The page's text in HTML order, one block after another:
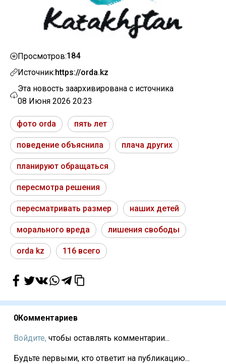
Просмотров:184
Источник:https://orda.kz
Эта новость заархивирована с источника
08 Июня 2026 20:23
фото orda пять лет
поведение объяснила плача других
планируют обращаться
пересмотра решения
пересматривать размер наших детей
морального вреда лишения свободы
orda kz 116 всего
0Комментариев
Войдите, чтобы оставлять комментарии...
Будьте первыми, кто ответит на публикацию...